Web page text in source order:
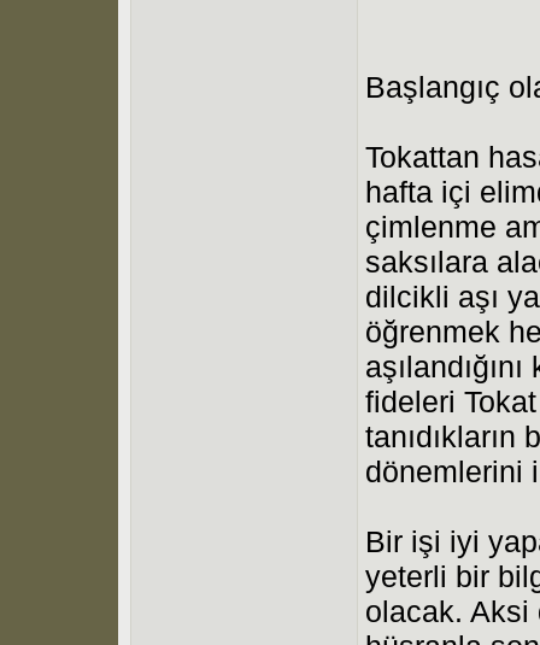
Başlangıç
Tokattan
hafta içi
çimlenme
saksılara
dilcikli aşı
öğrenmek
fideleri
dönemlerini
Bir işi iyi
yeterli bir
olacak. Aksi